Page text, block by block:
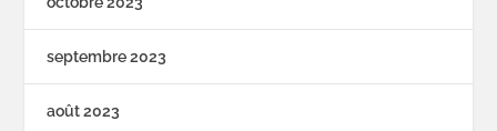
septembre 2023
août 2023